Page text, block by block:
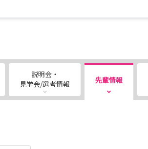
説明会・
見学会/選考情報
先輩情報